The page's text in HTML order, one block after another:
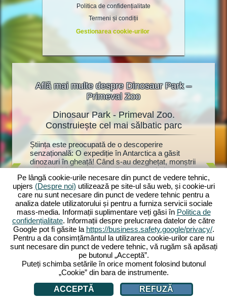
Politica de confidențialitate
Termeni și condiții
Gestionarea cookie-urilor
Află mai multe despre Dinosaur Park –
Primeval Zoo
o
vor
zoo.
și
le cu
Dinosaur Park - Primeval Zoo.
Construiește cel mai sălbatic parc
Știința este preocupată de o descoperire
senzațională: O expediție în Antarctica a găsit
dinozauri în gheață! Când s-au dezghețat, monștrii
primitivi chiar au prins viață - acum trebuie
construit rapid un parc de dinozauri cu anexe
adecvate. Cercetătorul Dr. Walter Müller vă ajută,
deoarece a bănuit întotdeauna că dinozaurii
înghețați ar putea fi readuși la viață. Va afla și el
secretul soției sale dispărute? Începe acum
aventura ta preistorică cu Dinosaur Park: Primeval
Zoo!
parc
mulțime
și jucării
anexele
mulți
devine
investi
Pe lângă cookie-urile necesare din punct de vedere tehnic,
upjers (Despre noi) utilizează pe site-ul său web, și cookie-uri
care nu sunt necesare din punct de vedere tehnic pentru a
analiza datele utilizatorului și pentru a furniza servicii sociale
mass-media. Informații suplimentare veți găsi în Politica de
confidențialitate. Informații despre prelucrarea datelor de către
Google pot fi găsite la https://business.safety.google/privacy/.
Pentru a da consimțământul la utilizarea cookie-urilor care nu
sunt necesare din punct de vedere tehnic, vă rugăm să apăsați
pe butonul „Acceptă”.
Puteți schimba setările în orice moment folosind butonul
„Cookie” din bara de instrumente.
ACCEPTĂ
REFUZĂ